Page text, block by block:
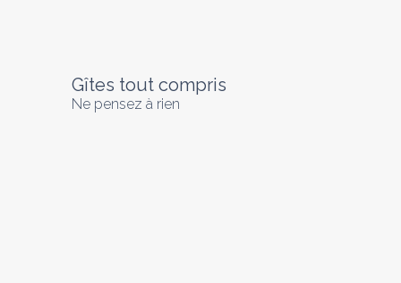
Gîtes tout compris
Ne pensez à rien